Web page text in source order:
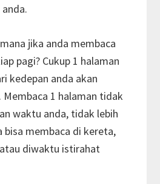
jika anda membaca
pagi? Cukup 1 halaman
kedepan anda akan
Membaca 1 halaman tidak
waktu anda, tidak lebih
bisa membaca di kereta,
diwaktu istirahat